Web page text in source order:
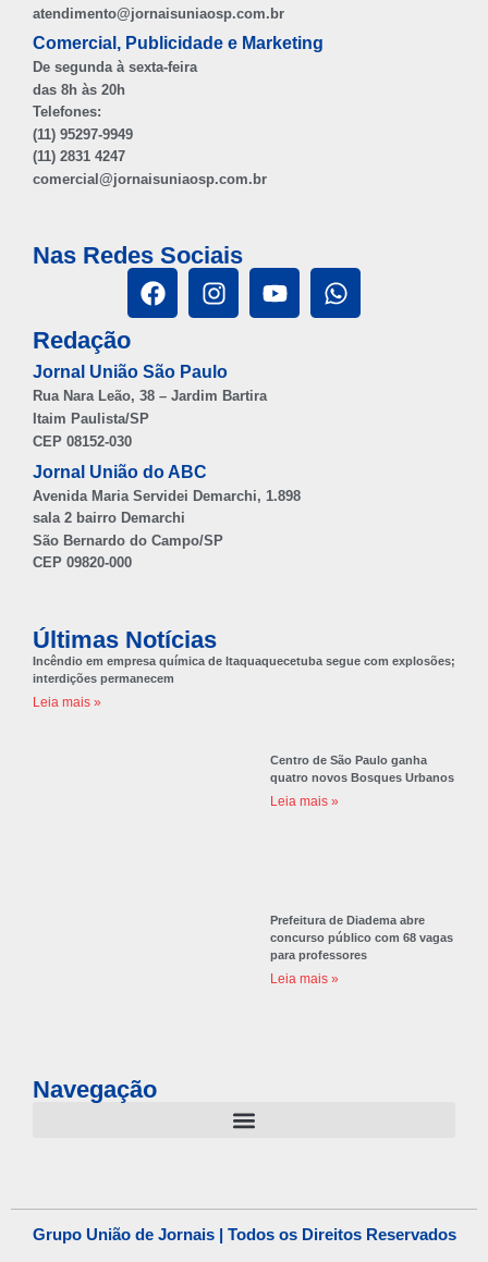
atendimento@jornaisuniaosp.com.br
Comercial, Publicidade e Marketing
De segunda à sexta-feira
das 8h às 20h
Telefones:
(11) 95297-9949
(11) 2831 4247
comercial@jornaisuniaosp.com.br
Nas Redes Sociais
Redação
Jornal União São Paulo
Rua Nara Leão, 38 – Jardim Bartira
Itaim Paulista/SP
CEP 08152-030
Jornal União do ABC
Avenida Maria Servidei Demarchi, 1.898
sala 2 bairro Demarchi
São Bernardo do Campo/SP
CEP 09820-000
Últimas Notícias
Incêndio em empresa química de Itaquaquecetuba segue com explosões;
interdições permanecem
Leia mais »
Centro de São Paulo ganha
quatro novos Bosques Urbanos
Leia mais »
Prefeitura de Diadema abre
concurso público com 68 vagas
para professores
Leia mais »
Navegação
Grupo União de Jornais | Todos os Direitos Reservados